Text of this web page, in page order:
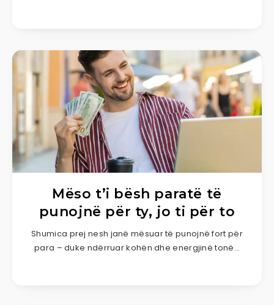
Mëso t’i bësh paratë të
punojnë për ty, jo ti për to
Shumica prej nesh janë mësuar të punojnë fort për
para – duke ndërruar kohën dhe energjinë tonë…